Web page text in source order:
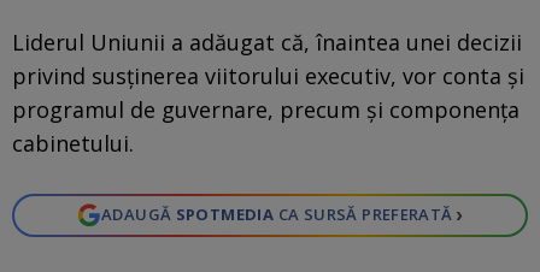
Liderul Uniunii a adăugat că, înaintea unei decizii
privind susținerea viitorului executiv, vor conta și
programul de guvernare, precum și componența
cabinetului.
ADAUGĂ SPOTMEDIA CA SURSĂ PREFERATĂ ›